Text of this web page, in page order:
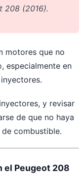
208 (2016).
motores que no
especialmente en
y revisar
de que no haya
combustible.
el Peugeot 208